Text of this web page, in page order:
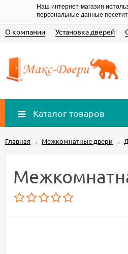
Наш интернет-магазин
персональные данные
О компании Установка дверей
Каталог товаров
Главная → Межкомнатные двери →